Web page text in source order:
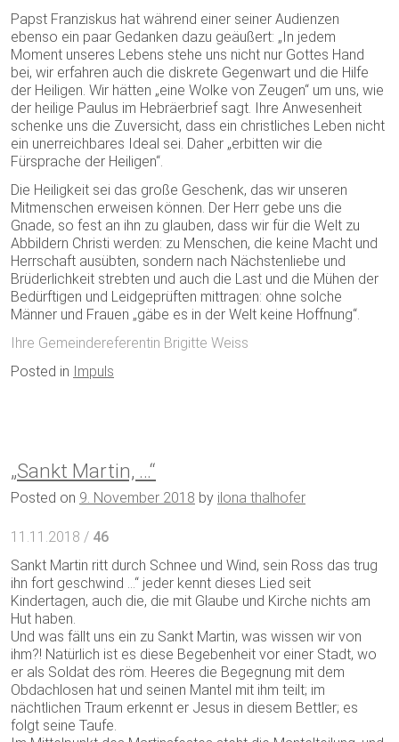
Papst Franziskus hat während einer seiner Audienzen
ebenso ein paar Gedanken dazu geäußert: „In jedem
Moment unseres Lebens stehe uns nicht nur Gottes Hand
bei, wir erfahren auch die diskrete Gegenwart und die Hilfe
der Heiligen. Wir hätten „eine Wolke von Zeugen“ um uns, wie
der heilige Paulus im Hebräerbrief sagt. Ihre Anwesenheit
schenke uns die Zuversicht, dass ein christliches Leben nicht
ein unerreichbares Ideal sei. Daher „erbitten wir die
Fürsprache der Heiligen“.
Die Heiligkeit sei das große Geschenk, das wir unseren
Mitmenschen erweisen können. Der Herr gebe uns die
Gnade, so fest an ihn zu glauben, dass wir für die Welt zu
Abbildern Christi werden: zu Menschen, die keine Macht und
Herrschaft ausübten, sondern nach Nächstenliebe und
Brüderlichkeit strebten und auch die Last und die Mühen der
Bedürftigen und Leidgeprüften mittragen: ohne solche
Männer und Frauen „gäbe es in der Welt keine Hoffnung“.
Ihre Gemeindereferentin Brigitte Weiss
Posted in Impuls
„Sankt Martin, …“
Posted on 9. November 2018 by ilona thalhofer
11.11.2018 / 46
Sankt Martin ritt durch Schnee und Wind, sein Ross das trug
ihn fort geschwind …“ jeder kennt dieses Lied seit
Kindertagen, auch die, die mit Glaube und Kirche nichts am
Hut haben.
Und was fällt uns ein zu Sankt Martin, was wissen wir von
ihm?! Natürlich ist es diese Begebenheit vor einer Stadt, wo
er als Soldat des röm. Heeres die Begegnung mit dem
Obdachlosen hat und seinen Mantel mit ihm teilt; im
nächtlichen Traum erkennt er Jesus in diesem Bettler; es
folgt seine Taufe.